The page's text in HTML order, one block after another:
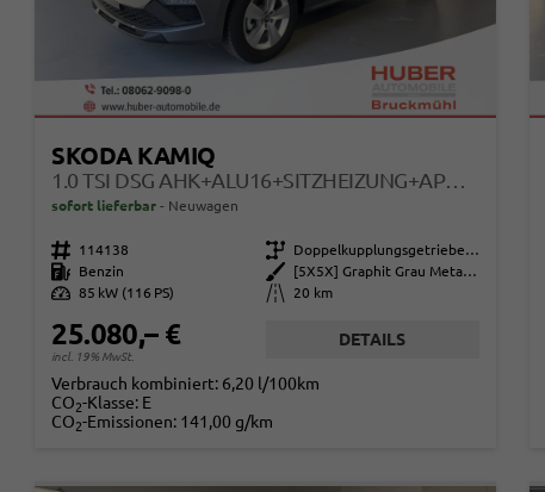
SKODA KAMIQ
1.0 TSI DSG AHK+ALU16+SITZHEIZUNG+APPCONNECT+GV5+LED+NEBEL+KLIMA
sofort lieferbar Neuwagen
Fahrzeugnr. 114138 Getriebe
Doppelkupplungsgetriebe (DSG)
Kraftstoff
Benzin Außenfarbe
[5X5X] Graphit Grau Metallic
Leistung 85 kW (116 PS) Kilometerstand 20 km
25.080,– €
incl. 19% MwSt.
DETAILS
Verbrauch kombiniert: 6,20 l/100km
CO2-Klasse: E
CO2-Emissionen: 141,00 g/km